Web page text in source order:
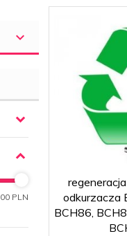
PLN
odkurzacza
BCH86,